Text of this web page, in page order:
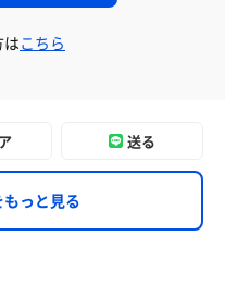
こちら
送る
っと見る